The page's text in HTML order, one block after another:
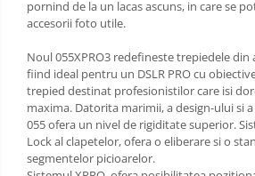
pornind de la un lacas ascuns, in care se
accesorii foto utile.
Noul 055XPRO3 redefineste trepiedele
fiind ideal pentru un DSLR PRO cu
trepied destinat profesionistilor care isi
maxima. Datorita marimii, a design-ului si
055 ofera un nivel de rigiditate superior.
Lock al clapetelor, ofera o eliberare si o
segmentelor picioarelor.